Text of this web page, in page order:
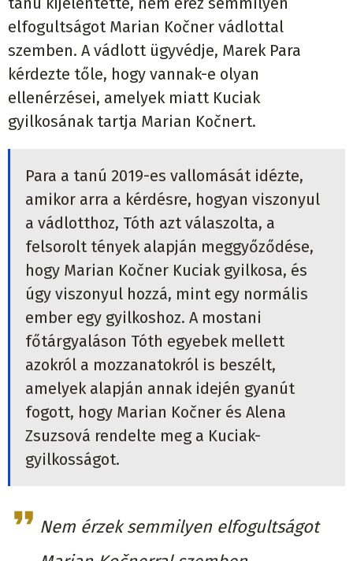
elfogultságot Marian Kočner vádlottal
szemben. A vádlott ügyvédje, Marek Para
kérdezte tőle, hogy vannak-e olyan
ellenérzései, amelyek miatt Kuciak
gyilkosának tartja Marian Kočnert.
Para a tanú 2019-es vallomását idézte,
amikor arra a kérdésre, hogyan viszonyul
a vádlotthoz, Tóth azt válaszolta, a
felsorolt tények alapján meggyőződése,
hogy Marian Kočner Kuciak gyilkosa, és
úgy viszonyul hozzá, mint egy normális
ember egy gyilkoshoz. A mostani
főtárgyaláson Tóth egyebek mellett
azokról a mozzanatokról is beszélt,
amelyek alapján annak idején gyanút
fogott, hogy Marian Kočner és Alena
Zsuzsová rendelte meg a Kuciak-
gyilkosságot.
Nem érzek semmilyen elfogultságot